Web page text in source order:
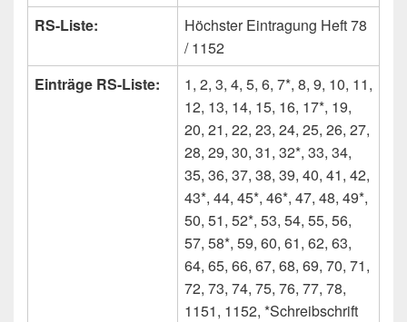
RS-Liste:
Höchster Eintragung Heft 78
/ 1152
Einträge RS-Liste:
1, 2, 3, 4, 5, 6, 7*, 8, 9, 10, 11,
12, 13, 14, 15, 16, 17*, 19,
20, 21, 22, 23, 24, 25, 26, 27,
28, 29, 30, 31, 32*, 33, 34,
35, 36, 37, 38, 39, 40, 41, 42,
43*, 44, 45*, 46*, 47, 48, 49*,
50, 51, 52*, 53, 54, 55, 56,
57, 58*, 59, 60, 61, 62, 63,
64, 65, 66, 67, 68, 69, 70, 71,
72, 73, 74, 75, 76, 77, 78,
1151, 1152, *Schreibschrift